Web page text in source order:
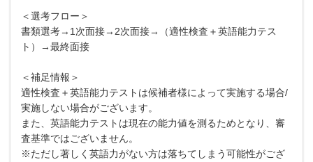
＜選考フロー＞
書類選考→1次面接→2次面接→（適性検査＋英語能力テス
ト）→最終面接
＜補足情報＞
適性検査＋英語能力テストは候補者様によって実施する場合/
実施しない場合がございます。
また、英語能力テストは現在の能力値を測るためとなり、審
査基準ではございません。
※ただし著しく英語力がない方は落ちてしまう可能性がござ